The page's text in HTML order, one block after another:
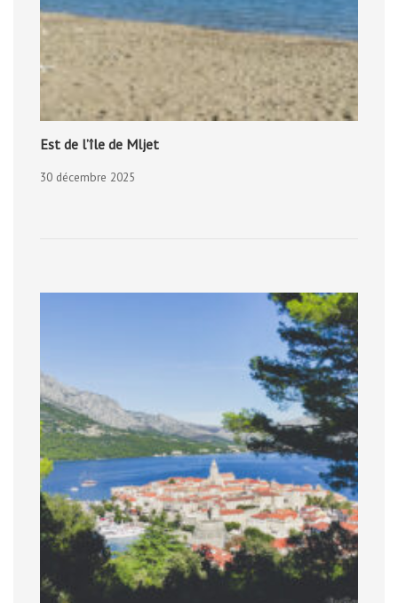
Est de l’île de Mljet
30 décembre 2025